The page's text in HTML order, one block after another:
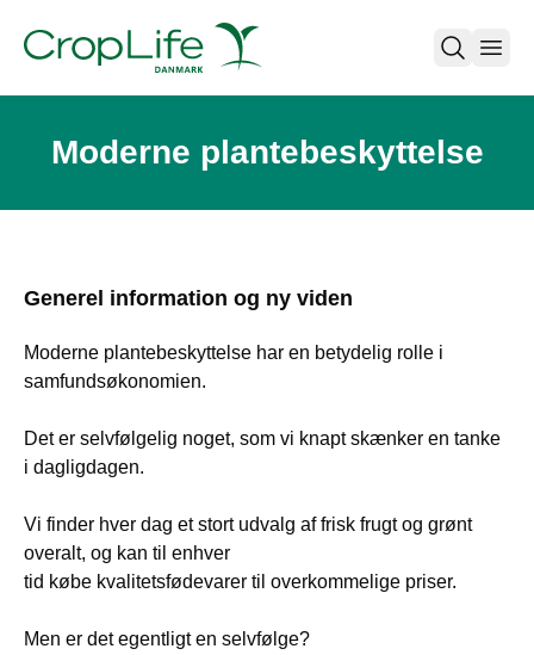
open
Moderne plantebeskyttelse
Generel information og ny viden
Moderne plantebeskyttelse har en betydelig rolle i
samfundsøkonomien.
Det er selvfølgelig noget, som vi knapt skænker en tanke
i dagligdagen.
Vi finder hver dag et stort udvalg af frisk frugt og grønt
overalt, og kan til enhver
tid købe kvalitetsfødevarer til overkommelige priser.
Men er det egentligt en selvfølge?